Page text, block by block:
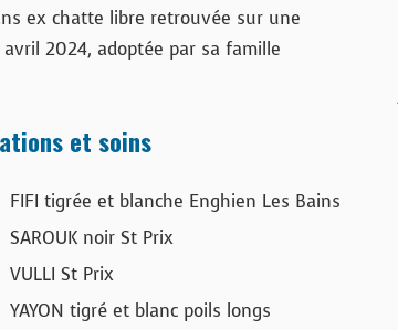
ex chatte libre retrouvée sur une
2024, adoptée par sa famille
et soins
FIFI tigrée et blanche Enghien Les Bains
SAROUK noir St Prix
VULLI St Prix
YAYON tigré et blanc poils longs